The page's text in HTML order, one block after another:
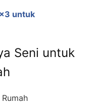
untuk
Seni untuk